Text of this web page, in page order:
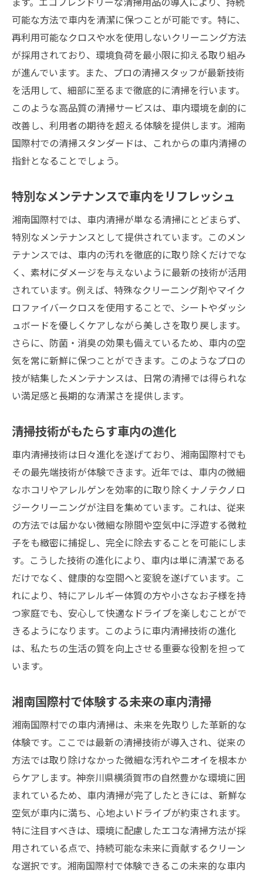
可能な方法で車内を清潔に保つことが可能です。特に、
再利用可能なクロスや水を使用しないクリーニング方法
が採用されており、環境負荷を最小限に抑える取り組み
が進んでいます。また、プロの清掃スタッフが最新技術
を活用して、細部に至るまで徹底的に清掃を行います。
このような高品質の清掃サービスは、車内環境を劇的に
改善し、利用者の期待を超える体験を提供します。湘南
国際村での清掃スタンダードは、これからの車内清掃の
指針となることでしょう。
特別なメンテナンスで車内をリフレッシュ
湘南国際村では、車内清掃が単なる清掃にとどまらず、
特別なメンテナンスとして提供されています。このメン
テナンスでは、車内の汚れを徹底的に取り除くだけでな
く、素材にダメージを与えないように最新の技術が活用
されています。例えば、特殊なクリーニング剤やマイク
ロファイバークロスを使用することで、シートやダッシ
ュボードを優しくケアしながら美しさを取り戻します。
さらに、防菌・消臭の効果も備えているため、車内の空
気を常に新鮮に保つことができます。このようなプロの
技が結集したメンテナンスは、日常の清掃では得られな
い満足感と長期的な清潔さを提供します。
清掃技術がもたらす車内の進化
車内清掃技術は日々進化を遂げており、湘南国際村でも
その最先端技術が体験できます。近年では、車内の微細
なホコリやアレルゲンを効率的に取り除くナノテクノロ
ジークリーニングが注目を集めています。これは、従来
の方法では届かない微細な隙間や空気中に浮遊する微粒
子をも緻密に捕捉し、完全に除去することを可能にしま
す。こうした技術の進化により、車内は単に清潔である
だけでなく、健康的な空間へと変貌を遂げています。こ
れにより、特にアレルギー体質の方や小さなお子様を持
つ家庭でも、安心して快適なドライブを楽しむことがで
きるようになります。このように車内清掃技術の進化
は、私たちの生活の質を向上させる重要な役割を担って
います。
湘南国際村で体験する未来の車内清掃
湘南国際村での車内清掃は、未来を先取りした革新的な
体験です。ここでは最新の清掃技術が導入され、従来の
方法では取り除けなかった微細な汚れやニオイを根本か
らケアします。神奈川県横須賀市の自然豊かな環境に囲
まれているため、車内清掃が完了したときには、新鮮な
空気が車内に満ち、心地よいドライブが約束されます。
特に注目すべきは、環境に配慮したエコな清掃方法が採
用されている点で、持続可能な未来に貢献するクリーン
な選択です。湘南国際村で体験できるこの未来的な車内